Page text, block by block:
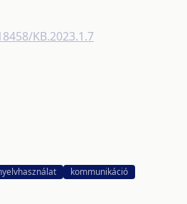
KB.2023.1.7
kommunikáció